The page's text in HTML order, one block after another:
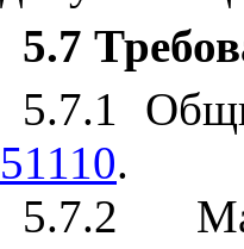
5.7
5.7.1
51110.
5.7.2